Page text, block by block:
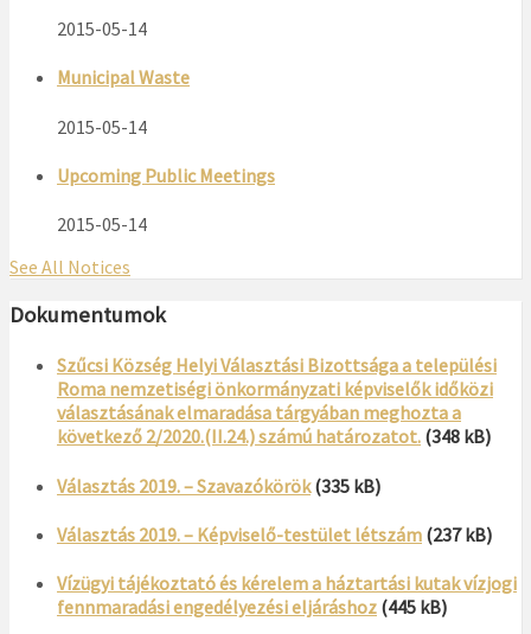
2015-05-14
Municipal Waste
2015-05-14
Upcoming Public Meetings
2015-05-14
See All Notices
Dokumentumok
Szűcsi Község Helyi Választási Bizottsága a települési
Roma nemzetiségi önkormányzati képviselők időközi
választásának elmaradása tárgyában meghozta a
következő 2/2020.(II.24.) számú határozatot. (348 kB)
Választás 2019. – Szavazókörök (335 kB)
Választás 2019. – Képviselő-testület létszám (237 kB)
Vízügyi tájékoztató és kérelem a háztartási kutak vízjogi
fennmaradási engedélyezési eljáráshoz (445 kB)